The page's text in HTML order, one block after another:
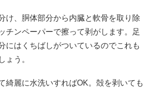
け、胴体部分から内臓と軟骨を取り除
チンペーパーで擦って剥がします。足
にはくちばしがついているのでこれも
ょう。
綺麗に水洗いすればOK。殻を剥いても